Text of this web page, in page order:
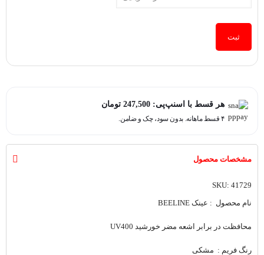
ثبت
هر قسط با اسنپ‌پی: 247,500 تومان
۴ قسط ماهانه. بدون سود، چک و ضامن.
مشخصات محصول
SKU: 41729
نام محصول : عینک BEELINE
محافظت در برابر اشعه مضر خورشید UV400
رنگ فریم : مشکی